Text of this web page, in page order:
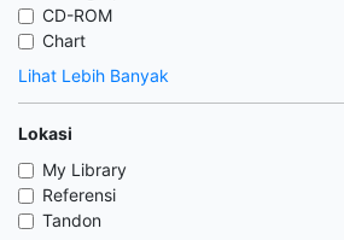
CD-ROM
Chart
Lihat Lebih Banyak
Lokasi
My Library
Referensi
Tandon